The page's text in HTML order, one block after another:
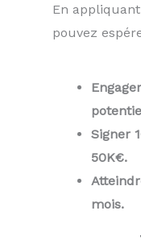
En
pouvez
Signer
50K€.
mois.